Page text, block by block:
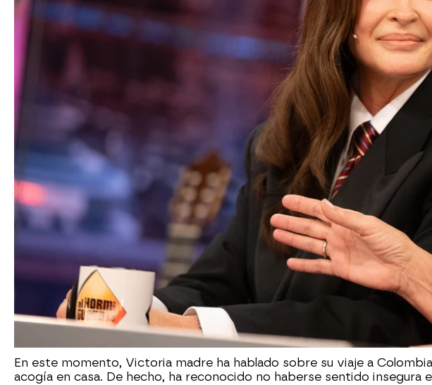
En este momento, Victoria madre ha hablado sobre su viaje a
acogía en casa. De hecho, ha reconocido no haberse sentido insegura